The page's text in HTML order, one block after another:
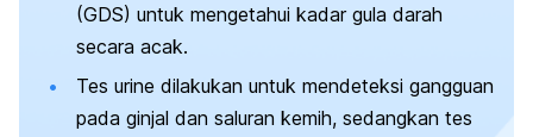
(GDS) untuk mengetahui kadar gula darah
secara acak.
Tes urine dilakukan untuk mendeteksi gangguan
pada ginjal dan saluran kemih, sedangkan tes